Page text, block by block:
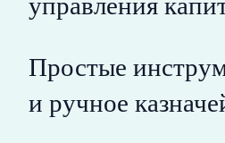
Простые
и ручное